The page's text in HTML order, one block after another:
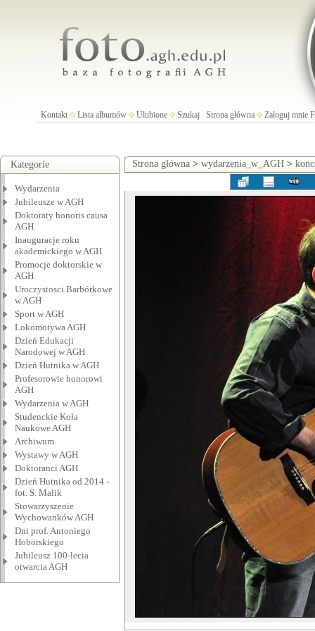
Kontakt Lista albumów Ulubione Szukaj Strona główna Zaloguj mnie
Kategorie
Wydarzenia
Jubileusze w AGH
Doktoraty honoris causa
AGH
Inauguracje roku
akademickiego w AGH
Promocje doktorskie w
AGH
Uroczystosci Barbórkowe
w AGH
Sport w AGH
Lokomotywa AGH
Dzień Edukacji
Narodowej w AGH
Dzień Hutnika w AGH
Profesorowie honorowi
AGH
Wydarzenia w AGH
Studenckie Koła
Naukowe AGH
Archiwum
Wystawy w AGH
Doktoranci AGH
Dzień Hutnika od 2014 -
fot. S. Malik
Stowarzyszenie
Wychowanków AGH
Dni prof. Antoniego
Hoborskiego
Jubileusz 100-lecia
otwarcia AGH
Strona główna > wydarzenia_w_AGH >